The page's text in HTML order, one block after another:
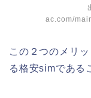
ac.com/
この２つのメリ
る格安simである